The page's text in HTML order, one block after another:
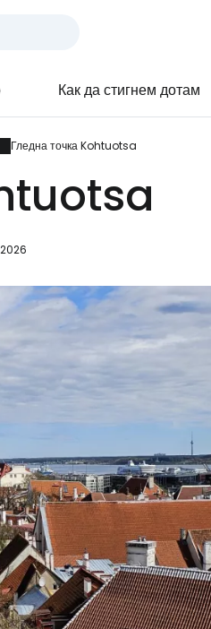
Как да стигнем дотам
Гледна точка Kohtuotsa